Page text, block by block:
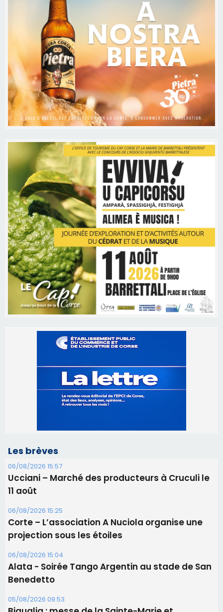
Les brèves
06/08/2026 15:57
Ucciani – Marché des producteurs à Cruculi le
11 août
06/08/2026 15:25
Corte – L’association A Nuciola organise une
projection sous les étoiles
06/08/2026 15:04
Alata - Soirée Tango Argentin au stade de San
Benedetto
05/08/2026 09:53